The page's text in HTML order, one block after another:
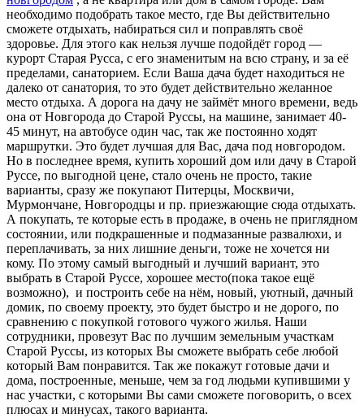
необходимо подобрать такое место, где Вы действительно
сможете отдыхать, набираться сил и поправлять своё
здоровье. Для этого как нельзя лучше подойдёт город —
курорт Старая Русса, с его знаменитым на всю страну, и за её
пределами, санаторием. Если Ваша дача будет находиться не
далеко от санатория, то это будет действительно желанное
место отдыха. А дорога на дачу не займёт много времени, ведь
она от Новгорода до Старой Руссы, на машине, занимает 40-
45 минут, на автобусе один час, так же постоянно ходят
маршрутки. Это будет лучшая для Вас, дача под новгородом.
Но в последнее время, купить хороший дом или дачу в Старой
Руссе, по выгодной цене, стало очень не просто, такие
варианты, сразу же покупают Питерцы, Москвичи,
Мурмончане, Новгородцы и пр. приезжающие сюда отдыхать.
А покупать, те которые есть в продаже, в очень не приглядном
состоянии, или подкрашенные и подмазанные развалюхи, и
переплачивать, за них лишние деньги, тоже не хочется ни
кому. По этому самый выгодный и лучший вариант, это
выбрать в Старой Руссе, хорошее место(пока такое ещё
возможно), и построить себе на нём, новый, уютный, дачный
домик, по своему проекту, это будет быстро и не дорого, по
сравнению с покупкой готового чужого жилья. Наши
сотрудники, провезут Вас по лучшим земельным участкам
Старой Руссы, из которых Вы сможете выбрать себе любой
который Вам понравится. Так же покажут готовые дачи и
дома, построенные, меньше, чем за год людьми купившими у
нас участки, с которыми Вы сами сможете поговорить, о всех
плюсах и минусах, такого варианта.